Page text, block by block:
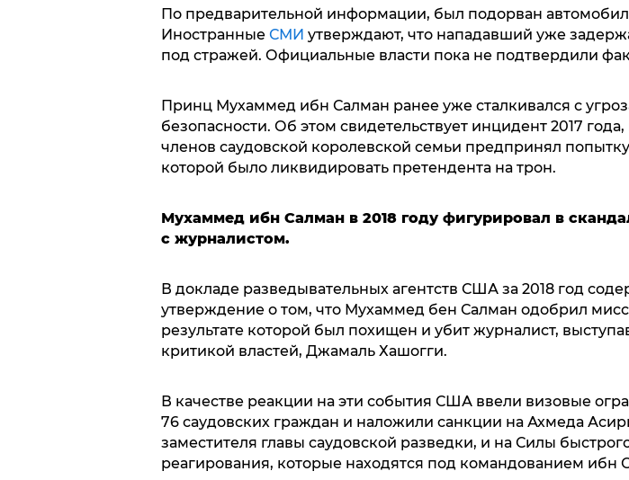
По предварительной информации, был подорван
Иностранные СМИ утверждают, что нападавший уже
под стражей. Официальные власти пока не подтвердили
Принц Мухаммед ибн Салман ранее уже сталкивался с
безопасности. Об этом свидетельствует инцидент 2017
членов саудовской королевской семьи предпринял
которой было ликвидировать претендента на трон.
Мухаммед ибн Салман в 2018 году фигурировал в
с журналистом.
В докладе разведывательных агентств США за 2018 год
утверждение о том, что Мухаммед бен Салман одобрил
результате которой был похищен и убит журналист,
критикой властей, Джамаль Хашогги.
В качестве реакции на эти события США ввели визовые
76 саудовских граждан и наложили санкции на Ахмеда
заместителя главы саудовской разведки, и на Силы
реагирования, которые находятся под командованием ибн